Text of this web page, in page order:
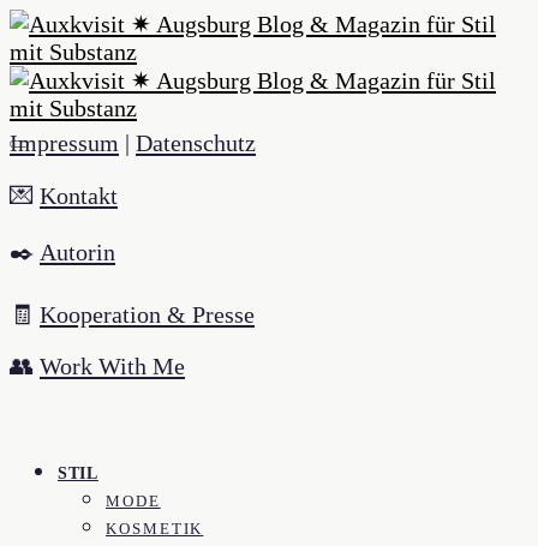
Impressum | Datenschutz
💌 Kontakt
✒️ Autorin
🧾 Kooperation & Presse
👥 Work With Me
STIL
MODE
KOSMETIK